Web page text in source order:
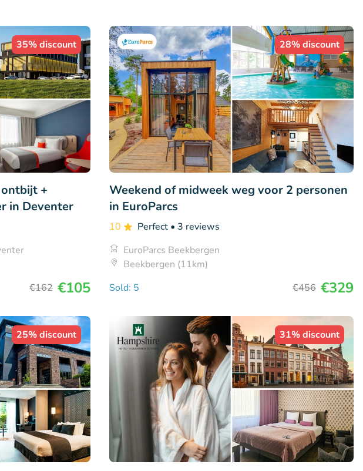
35% discount
+
in Deventer
€162 €105
28% discount
Weekend of midweek weg voor 2 personen
in EuroParcs
10 Perfect • 3 reviews
EuroParcs Beekbergen
Beekbergen (11km)
Sold: 5
€456 €329
25% discount 31% discount